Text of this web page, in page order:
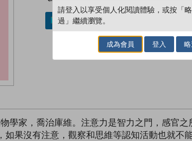
加入／閱讀電子書
學家，喬治庫維。注意力是智力之門，感官
如果沒有注意，觀察和思維等認知活動也就不
請登入以享受個人化閱讀體驗，或按「略
過」繼續瀏覽。
成為會員 登入